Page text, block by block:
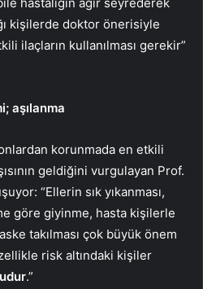
kişilerde doktor önerisiyle
ilaçların kullanılması gerekir”
aşılanma
korunmada en etkili
geldiğini vurgulayan Prof.
“Ellerin sık yıkanması,
göre giyinme, hasta kişilerle
takılması çok büyük önem
risk altındaki kişiler
.”